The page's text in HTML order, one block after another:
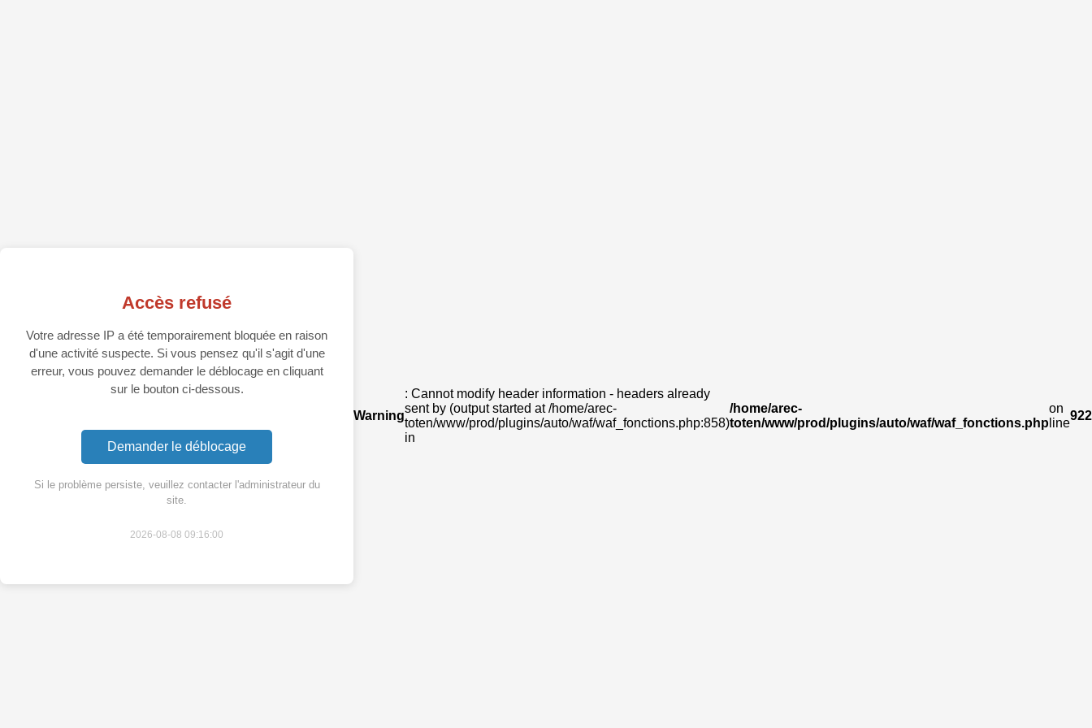
Accès refusé
Votre adresse IP a été temporairement bloquée en raison
d'une activité suspecte. Si vous pensez qu'il s'agit d'une
erreur, vous pouvez demander le déblocage en cliquant
sur le bouton ci-dessous.
Demander le déblocage
Si le problème persiste, veuillez contacter l'administrateur du
site.
2026-08-08 09:16:00
Warning
: Cannot modify header information - headers already
sent by (output started at /home/arec-
toten/www/prod/plugins/auto/waf/waf_fonctions.php:858)
in
/home/arec-
toten/www/prod/plugins/auto/waf/waf_fonctions.php
on
line
922